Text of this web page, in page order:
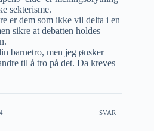
sekterisme.
er dem som ikke vil delta i en
sikre at debatten holdes
barnetro, men jeg ønsker
til å tro på det. Da kreves
SVAR